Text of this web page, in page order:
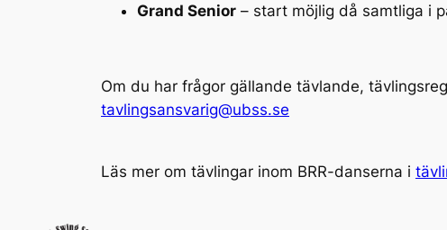
Grand Senior – start möjlig då samtliga i
Om du har frågor gällande tävlande,
tavlingsansvarig@ubss.se
Läs mer om tävlingar inom BRR-danserna i